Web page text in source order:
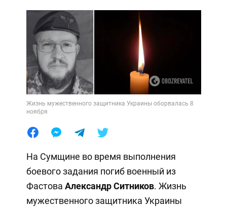
Жизнь мужественного защитника Украины оборвалась 8
ноября
На Сумщине во время выполнения
боевого задания погиб военный из
Фастова Александр Ситников. Жизнь
мужественного защитника Украины